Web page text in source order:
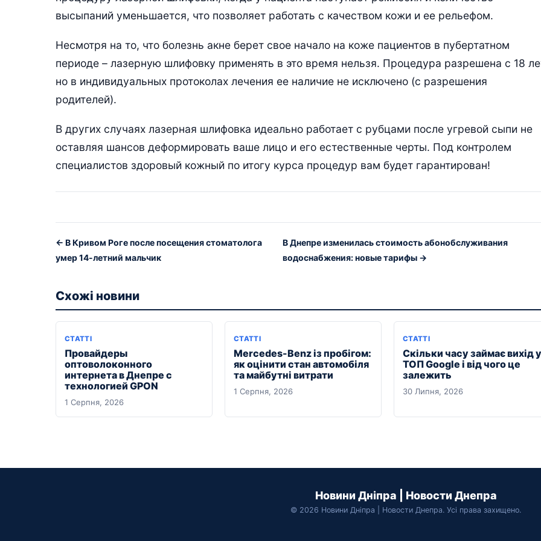
высыпаний уменьшается, что позволяет работать с качеством кожи и ее рельефом.
Несмотря на то, что болезнь акне берет свое начало на коже пациентов в пубертатном
периоде – лазерную шлифовку применять в это время нельзя. Процедура разрешена с 18
но в индивидуальных протоколах лечения ее наличие не исключено (с разрешения
родителей).
В других случаях лазерная шлифовка идеально работает с рубцами после угревой сыпи не
оставляя шансов деформировать ваше лицо и его естественные черты. Под контролем
специалистов здоровый кожный по итогу курса процедур вам будет гарантирован!
← В Кривом Роге после посещения стоматолога
умер 14-летний мальчик
В Днепре изменилась стоимость абонобслуживания
водоснабжения: новые тарифы →
Схожі новини
СТАТТІ
Провайдеры
оптоволоконного
интернета в Днепре с
технологией GPON
1 Серпня, 2026
СТАТТІ
Mercedes-Benz із пробігом:
як оцінити стан автомобіля
та майбутні витрати
1 Серпня, 2026
СТАТТІ
Скільки часу займає вихід у
ТОП Google і від чого це
залежить
30 Липня, 2026
Новини Дніпра | Новости Днепра
© 2026 Новини Дніпра | Новости Днепра. Усі права захищено.